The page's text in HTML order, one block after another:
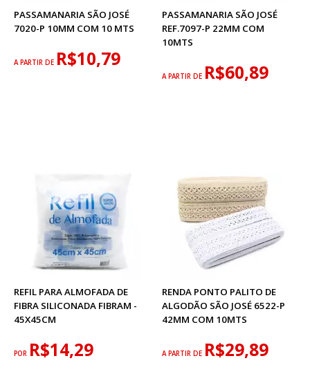
PASSAMANARIA SÃO JOSÉ
7020-P 10MM COM 10 MTS
A PARTIR DE R$10,79
PASSAMANARIA SÃO JOSÉ
REF.7097-P 22MM COM
10MTS
A PARTIR DE R$60,89
REFIL PARA ALMOFADA DE
FIBRA SILICONADA FIBRAM -
45X45CM
POR R$14,29
RENDA PONTO PALITO DE
ALGODÃO SÃO JOSÉ 6522-P
42MM COM 10MTS
A PARTIR DE R$29,89